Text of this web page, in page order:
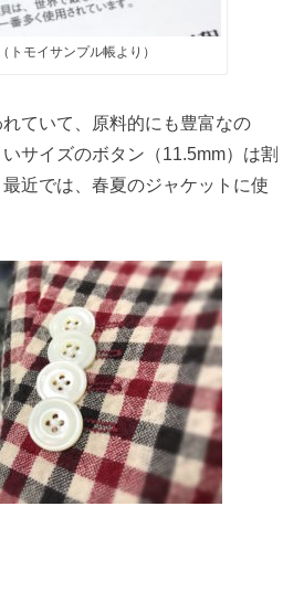
トモイサンプル帳より）
ていて、原料的にも豊富なの
サイズのボタン（11.5mm）は割
近では、春夏のジャケットに使